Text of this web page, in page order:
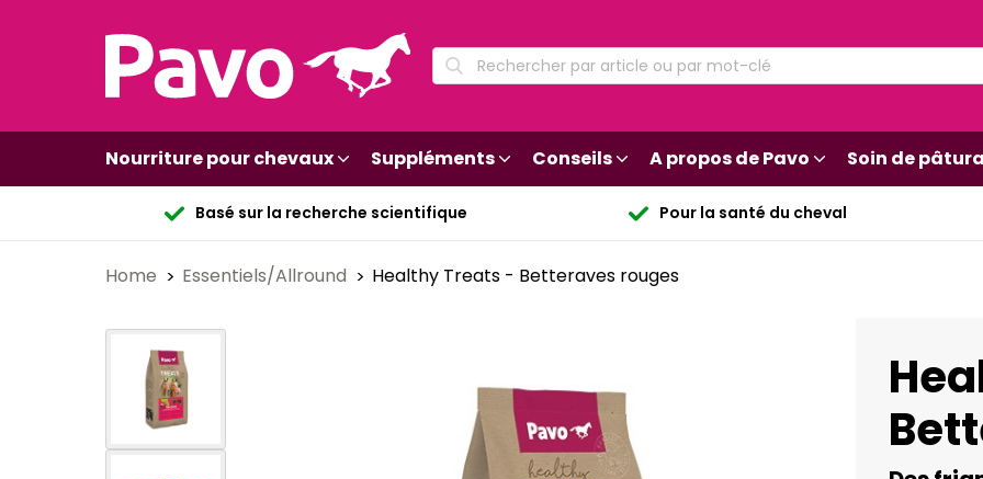
Nourriture pour chevaux Suppléments Conseils A propos de Pavo Soin de
Basé sur la recherche scientifique Pour la santé du cheval
Home Essentiels/Allround Healthy Treats - Betteraves rouges